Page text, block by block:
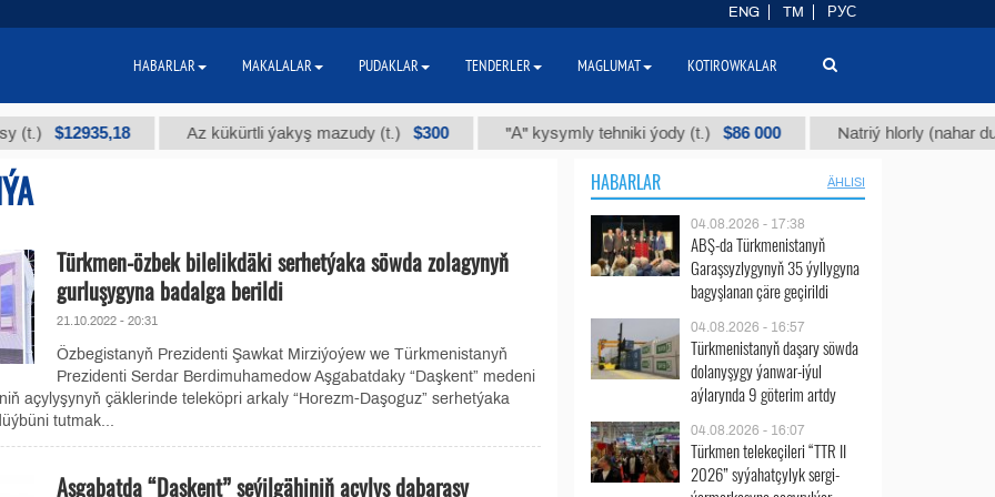
$12935,18 Az kükürtli ýakyş mazudy (t.) $300 "А" kysymly tehniki ýody (t.) $86 000 Natriý hlorly (nahar duzy)
Türkmen-özbek bilelikdäki serhetýaka söwda zolagynyň
gurluşygyna badalga berildi
21.10.2022 - 20:31
Özbegistanyň Prezidenti Şawkat Mirziýoýew we Türkmenistanyň
Prezidenti Serdar Berdimuhamedow Aşgabatdaky “Daşkent” medeni
açylyşynyň çäklerinde teleköpri arkaly “Horezm-Daşoguz” serhetýaka
tutmak...
Aşgabatda “Daşkent” seýilgähiniň açylyş dabarasy
HABARLAR ÄHLISI
04.08.2026 - 17:38
ABŞ-da Türkmenistanyň
Garaşsyzlygynyň 35 ýyllygyna
bagyşlanan çäre geçirildi
04.08.2026 - 16:57
Türkmenistanyň daşary söwda
dolanyşygy ýanwar-iýul
aýlarynda 9 göterim artdy
04.08.2026 - 16:07
Türkmen telekeçileri “TTR II
2026” syýahatçylyk sergi-
ENG TM РУС
HABARLAR MAKALALAR PUDAKLAR TENDERLER MAGLUMAT KOTIROWKALAR